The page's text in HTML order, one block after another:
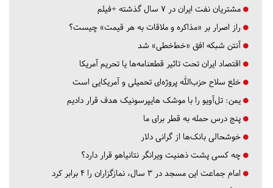
مشتریان نفت ایران در ۷ سال گذشته +فیلم
راز اصرار بر «مذاکره و ملاقات به هر قیمت» چیست؟
آنتن شبکه افق «خط‌خطی» شد
اقتصاد ایران تحت تاثیر قطعنامه‌ها یا تحریم‌ آمریکا
خلع سلاح حزب‌الله پروژه‌ای تحمیلی و آمریکایی است
یمن: تل‌آویو را با موشک هایپرسونیک هدف قرار دادیم
پنج درس‌ حمله به قطر برای ما
خوشحالی بانک‌ها از گرانی دلار
چه کسی پشت ذهنیت ویرانگر نتانیاهو قرار دارد؟
امام جماعت این مسجد در ۳ سال، نمازگزاران را ۴ برابر کرد